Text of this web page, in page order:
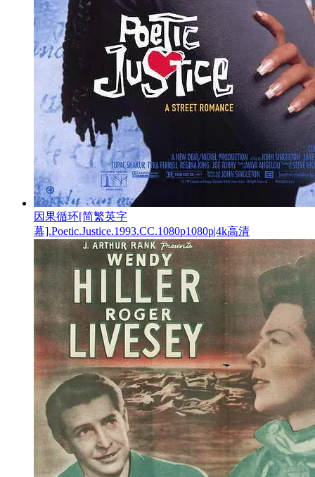
因果循环[简繁英字
幕].Poetic.Justice.1993.CC.1080p1080p|4k高清